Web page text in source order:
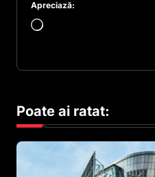
Apreciază:
Încarc...
Poate ai ratat: